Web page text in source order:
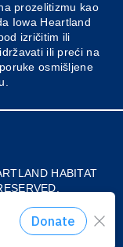
prozelitizmu kao
Iowa Heartland
izričitim ili
ili preći na
osmišljene
HABITAT
donacija